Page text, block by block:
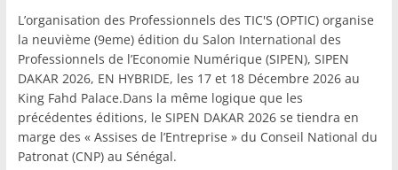
L’organisation des Professionnels des TIC'S (OPTIC) organise
la neuvième (9eme) édition du Salon International des
Professionnels de l’Economie Numérique (SIPEN), SIPEN
DAKAR 2026, EN HYBRIDE, les 17 et 18 Décembre 2026 au
King Fahd Palace.Dans la même logique que les
précédentes éditions, le SIPEN DAKAR 2026 se tiendra en
marge des « Assises de l’Entreprise » du Conseil National du
Patronat (CNP) au Sénégal.